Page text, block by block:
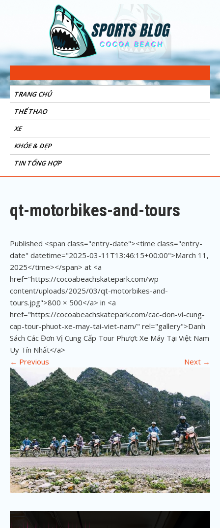
Sports Blog
Cocoa Beach
TRANG CHỦ
THỂ THAO
XE
KHỎE & ĐẸP
TIN TỔNG HỢP
qt-motorbikes-and-tours
Published <span class="entry-date"><time class="entry-
date" datetime="2025-03-11T13:46:15+00:00">March 11,
2025</time></span> at <a
href="https://cocoabeachskatepark.com/wp-
content/uploads/2025/03/qt-motorbikes-and-
tours.jpg">800 × 500</a> in <a
href="https://cocoabeachskatepark.com/cac-don-vi-cung-
cap-tour-phuot-xe-may-tai-viet-nam/" rel="gallery">Danh
Sách Các Đơn Vị Cung Cấp Tour Phượt Xe Máy Tại Việt Nam
Uy Tín Nhất</a>
← Previous Next →